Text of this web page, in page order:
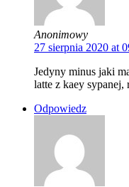
Anonimowy
27 sierpnia 2020 at
Jedyny minus jaki
latte z kaey sypanej,
Odpowiedz